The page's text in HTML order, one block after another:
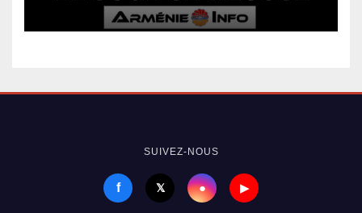
SUIVEZ-NOUS
f 𝕏 ● ▶